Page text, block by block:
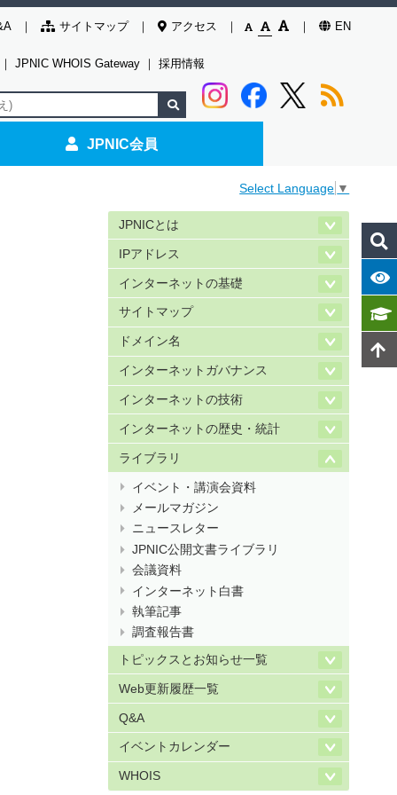
サイトマップ アクセス EN
｜ JPNIC WHOIS Gateway ｜ 採用情報
JPNIC会員
Select Language ▼
JPNICとは
IPアドレス
インターネットの基礎
サイトマップ
ドメイン名
インターネットガバナンス
インターネットの技術
インターネットの歴史・統計
ライブラリ
イベント・講演会資料
メールマガジン
ニュースレター
JPNIC公開文書ライブラリ
会議資料
インターネット白書
執筆記事
調査報告書
トピックスとお知らせ一覧
Web更新履歴一覧
Q&A
イベントカレンダー
WHOIS